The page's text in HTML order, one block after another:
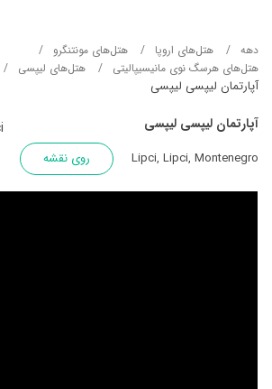
دهه هتل‌های اروپا
هتل‌های مونتنگرو
هتل‌های هرسگ نوی مانیسیپالیتی
هتل‌های لیپسی
آپارتمان لیپسی لیپسی
آپارتمان لیپسی لیپسی
Lipci, Lipci, Montenegro روی نقشه